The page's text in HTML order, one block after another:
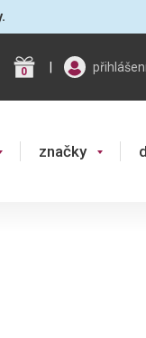
0 |
značky